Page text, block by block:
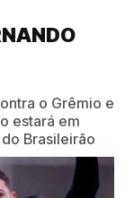
o Grêmio e
estará em
Brasileirão